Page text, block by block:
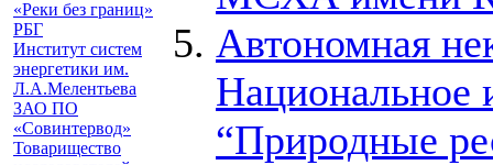
«Реки без границ»
РБГ
Институт систем
энергетики им.
Л.А.Мелентьева
ЗАО ПО
«Совинтервод»
Товарищество
Автономная
Национальное
“Природные